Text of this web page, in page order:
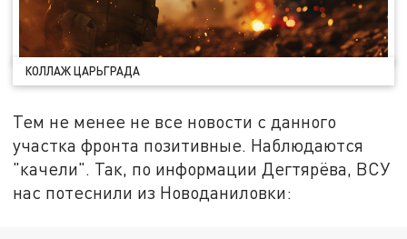
КОЛЛАЖ ЦАРЬГРАДА
Тем не менее не все новости с данного
участка фронта позитивные. Наблюдаются
"качели". Так, по информации Дегтярёва, ВСУ
нас потеснили из Новоданиловки: